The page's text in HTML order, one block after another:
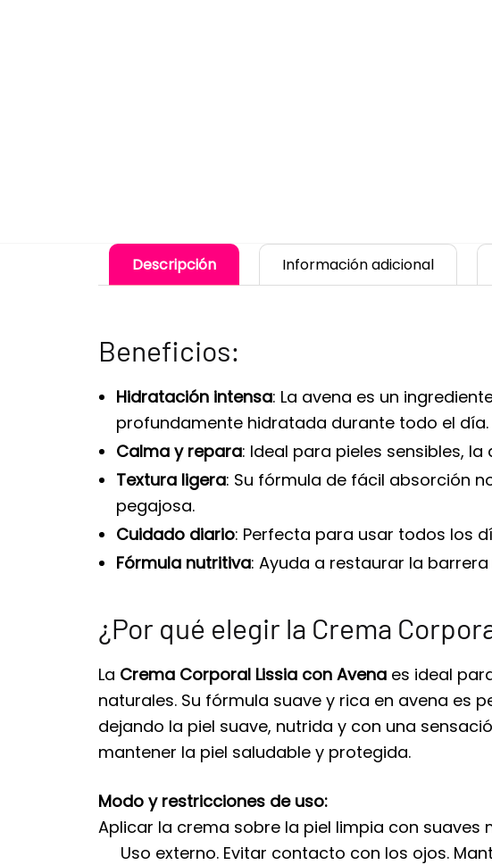
Descripción Información adicional
Beneficios:
Hidratación intensa: La avena es un
profundamente hidratada durante todo el día.
Calma y repara: Ideal para pieles sensibles,
Textura ligera: Su fórmula de fácil absorción
pegajosa.
Cuidado diario: Perfecta para usar todos los
Fórmula nutritiva: Ayuda a restaurar la
¿Por qué elegir la Crema
La Crema Corporal Lissia con Avenaes ideal
naturales. Su fórmula suave y rica en avena es
dejando la piel suave, nutrida y con una
mantener la piel saludable y protegida.
Modo y restricciones de uso:
Aplicar la crema sobre la piel limpia con suaves
Uso externo. Evitar contacto con los ojos.